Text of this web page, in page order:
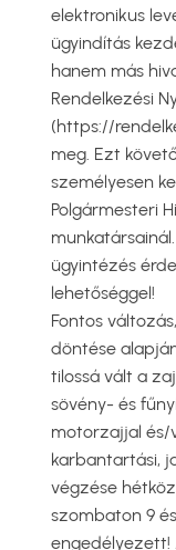
elektronikus
ügyindítás
hanem más
Rendelkezési
(https://
meg. Ezt
személyesen
Polgármesteri
ügyintézés
lehetőséggel!
Fontos
döntése
tilossá vált a
sövény- és
motorzajjal és/
karbantartási,
végzése
szombaton 9
engedélyezett!